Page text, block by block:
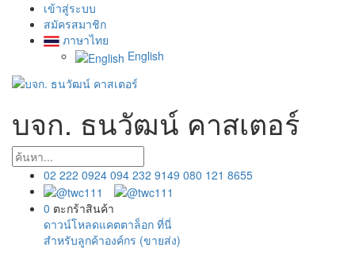
เข้าสู่ระบบ
สมัครสมาชิก
ภาษาไทย
English
บจก. ธนวัฒน์ คาสเตอร์
02 222 0924 094 232 9149 080 121 8655
0 ตะกร้าสินค้า
ดาวน์โหลดแคตตาล็อก ที่นี่
สำหรับลูกค้าองค์กร (ขายส่ง)